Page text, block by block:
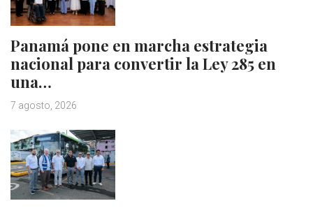
Panamá pone en marcha estrategia
nacional para convertir la Ley 285 en
una…
7 agosto, 2026